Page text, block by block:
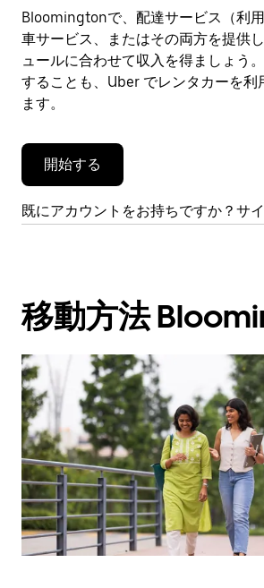
ー
を
閉
じ
ま
す。
Bloomingtonで、配達サービス（利
車サービス、またはその両方を提供
ュールに合わせて収入を得ましょう
することも、Uber でレンタカーを利
ます。
開始する
既にアカウントをお持ちですか？サ
移動方法